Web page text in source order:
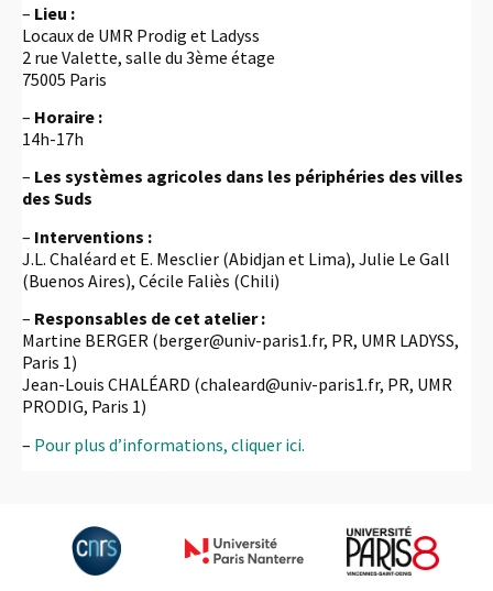
– Lieu :
Locaux de UMR Prodig et Ladyss
2 rue Valette, salle du 3ème étage
75005 Paris
– Horaire :
14h-17h
– Les systèmes agricoles dans les périphéries des villes
des Suds
– Interventions :
J.L. Chaléard et E. Mesclier (Abidjan et Lima), Julie Le Gall
(Buenos Aires), Cécile Faliès (Chili)
– Responsables de cet atelier :
Martine BERGER (berger@univ-paris1.fr, PR, UMR LADYSS,
Paris 1)
Jean-Louis CHALÉARD (chaleard@univ-paris1.fr, PR, UMR
PRODIG, Paris 1)
– Pour plus d’informations, cliquer ici.